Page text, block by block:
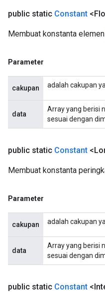
public static Constant
Membuat konstanta elemen
Parameter
cakupan adalah cakupan
data
Array yang berisi
sesuai dengan
public static Constant
Membuat konstanta
Parameter
cakupan adalah cakupan
data
Array yang berisi
sesuai dengan
public static Constant